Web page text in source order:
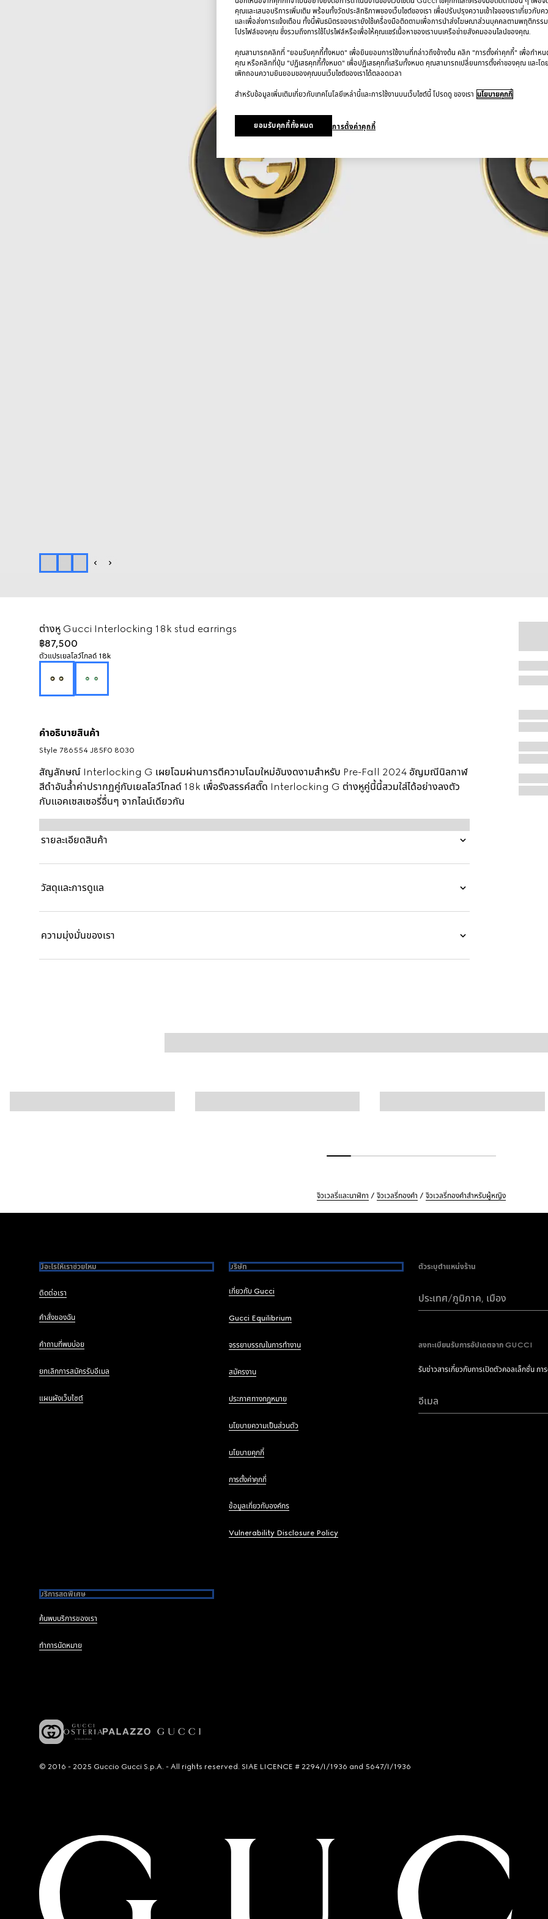
ต่างหู Gucci Interlocking 18k stud earrings
฿87,500
ตัวแปรเยลโลว์โกลด์ 18k
คำอธิบายสินค้า
Style ‎786554 J85F0 8030
สัญลักษณ์ Interlocking G เผยโฉมผ่านการตีความโฉมใหม่อันงดงามสำหรับ Pre-Fall 2024 อัญมณีนิลกาฬ
สีดำอันล้ำค่าปรากฏคู่กับเยลโลว์โกลด์ 18k เพื่อรังสรรค์สตั๊ด Interlocking G ต่างหูคู่นี้นี้สวมใส่ได้อย่างลงตัว
กับแอคเซสเซอรี่อื่นๆ จากไลน์เดียวกัน
รายละเอียดสินค้า
วัสดุและการดูแล
ความมุ่งมั่นของเรา
จิวเวลรี่และนาฬิกา จิวเวลรี่ทองคำ จิวเวลรี่ทองคำสำหรับผู้หญิง
มีอะไรให้เราช่วยไหม
ติดต่อเรา
คำสั่งของฉัน
คำถามที่พบบ่อย
ยกเลิกการสมัครรับอีเมล
แผนผังเว็บไซต์
บริษัท
เกี่ยวกับ Gucci
Gucci Equilibrium
จรรยาบรรณในการทำงาน
สมัครงาน
ประกาศทางกฎหมาย
นโยบายความเป็นส่วนตัว
นโยบายคุกกี้
การตั้งค่าคุกกี้
ข้อมูลเกี่ยวกับองค์กร
Vulnerability Disclosure Policy
บริการสุดพิเศษ
ค้นพบบริการของเรา
ทำการนัดหมาย
ตัวระบุตำแหน่งร้าน
ประเทศ/ภูมิภาค, เมือง
ลงทะเบียนรับการอัปเดตจาก GUCCI
รับข่าวสารเกี่ยวกับการเปิดตัวคอลเล็กชั่น ก
อีเมล
© 2016 - 2025 Guccio Gucci S.p.A. - All rights reserved. SIAE LICENCE # 2294/I/1936 and 5647/I/1936
คุณและเสนอบริการเพิ่มเติม พร้อมทั้งวัดประสิทธิภาพของเว็บไซต์ของเรา เพื่อปรับปรุงความเข้าใจของเราเกี่ยวกับ
และเพื่อส่งการแจ้งเตือน ทั้งนี้พันธมิตรของเรายังใช้เครื่องมือติดตามเพื่อการนำส่งโฆษณาส่วนบุคคลตามพฤติกรรม
โปรไฟล์ของคุณ ซึ่งรวมถึงการใช้โปรไฟล์หรือเพื่อให้คุณแชร์เนื้อหาของเราบนเครือข่ายสังคมออนไลน์ของคุณ.
คุณสามารถคลิกที่ "ยอมรับคุกกี้ทั้งหมด" เพื่อยินยอมการใช้งานที่กล่าวถึงข้างต้น คลิก "การตั้งค่าคุกกี้" เพื่อกำหน
คุณ หรือคลิกที่ปุ่ม "ปฏิเสธคุกกี้ทั้งหมด" เพื่อปฏิเสธคุกกี้เสริมทั้งหมด คุณสามารถเปลี่ยนการตั้งค่าของคุณ และโดย
เพิกถอนความยินยอมของคุณบนเว็บไซต์ของเราได้ตลอดเวลา
สำหรับข้อมูลเพิ่มเติมเกี่ยวกับเทคโนโลยีเหล่านี้และการใช้งานบนเว็บไซต์นี้ โปรดดู ของเรา นโยบายคุกกี้
การตั้งค่าคุกกี้
ยอมรับคุกกี้ทั้งหมด